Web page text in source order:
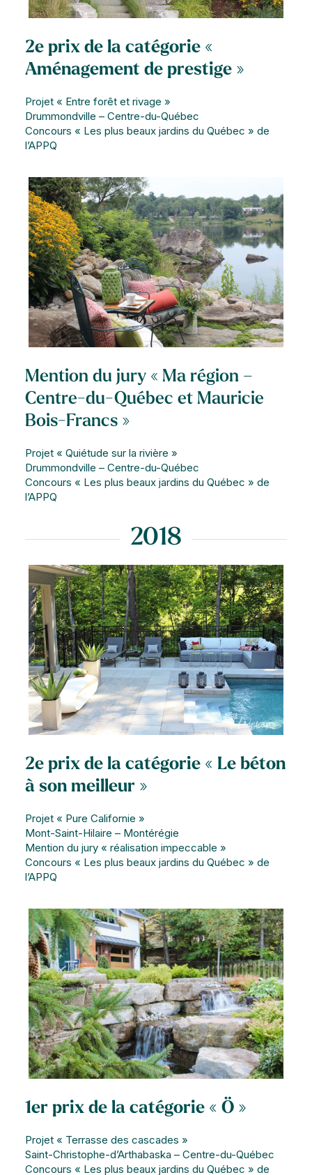
2e prix de la catégorie «
Aménagement de prestige »
Projet « Entre forêt et rivage »
Drummondville – Centre-du-Québec
Concours « Les plus beaux jardins du Québec » de
l’APPQ
Mention du jury « Ma région –
Centre-du-Québec et Mauricie
Bois-Francs »
Projet « Quiétude sur la rivière »
Drummondville – Centre-du-Québec
Concours « Les plus beaux jardins du Québec » de
l’APPQ
2018
2e prix de la catégorie « Le béton
à son meilleur »
Projet « Pure Californie »
Mont-Saint-Hilaire – Montérégie
Mention du jury « réalisation impeccable »
Concours « Les plus beaux jardins du Québec » de
l’APPQ
1er prix de la catégorie « Ö »
Projet « Terrasse des cascades »
Saint-Christophe-d’Arthabaska – Centre-du-Québec
Concours « Les plus beaux jardins du Québec » de